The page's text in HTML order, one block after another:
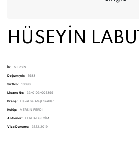
HÜSEYİN LABUT
İli: MERSİN
Doğum yılı: 1983
Sırt No: 10098
Lisans No: 33-0103-004399
Branş: Havalı ve Ateşli Silahlar
Kulüp: MERSİN FERDİ
Antrenör: FERHAT GEÇİM
Vize Durumu: 31.12.2019